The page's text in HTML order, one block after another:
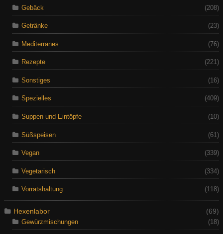
Gebäck (208)
Getränke (23)
Mediterranes (76)
Rezepte (221)
Sonstiges (16)
Spezielles (409)
Suppen und Eintöpfe (10)
Süßspeisen (61)
Vegan (339)
Vegetarisch (334)
Vorratshaltung (118)
Hexenlabor
(69)
Gewürzmischungen
(18)